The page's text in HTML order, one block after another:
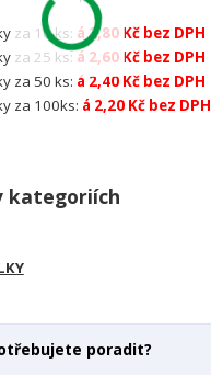
za 10 ks: á 2,80 Kč bez DPH
za 25 ks: á 2,60 Kč bez DPH
za 50 ks: á 2,40 Kč bez DPH
za 100ks: á 2,20 Kč bez DPH
kategoriích
poradit?